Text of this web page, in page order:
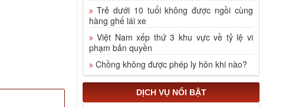
Trẻ dưới 10 tuổi không được ngồi cùng
hàng ghế lái xe
Việt Nam xếp thứ 3 khu vực về tỷ lệ vi
phạm bản quyền
Chồng không được phép ly hôn khi nào?
DỊCH VỤ NỔI BẬT